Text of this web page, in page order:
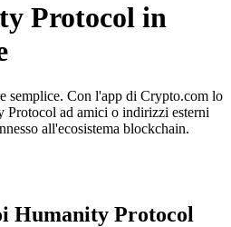
Protocol in
semplice. Con l'app di Crypto.com lo
Protocol ad amici o indirizzi esterni
all'ecosistema blockchain.
Humanity Protocol